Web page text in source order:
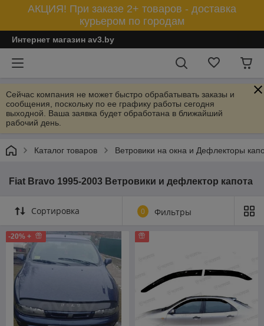
АКЦИЯ! При заказе 2+ товаров - доставка
курьером по городам
Интернет магазин av3.by
Сейчас компания не может быстро обрабатывать заказы и
сообщения, поскольку по ее графику работы сегодня
выходной. Ваша заявка будет обработана в ближайший
рабочий день.
Каталог товаров Ветровики на окна и Дефлекторы
Fiat Bravo 1995-2003 Ветровики и дефлектор капота
Сортировка 0 Фильтры
-20% +